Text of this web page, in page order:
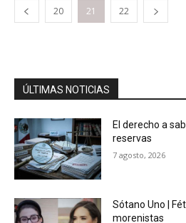
20 21 22
ÚLTIMAS NOTICIAS
El derecho a
reservas
7 agosto, 2026
Sótano Uno |
morenistas